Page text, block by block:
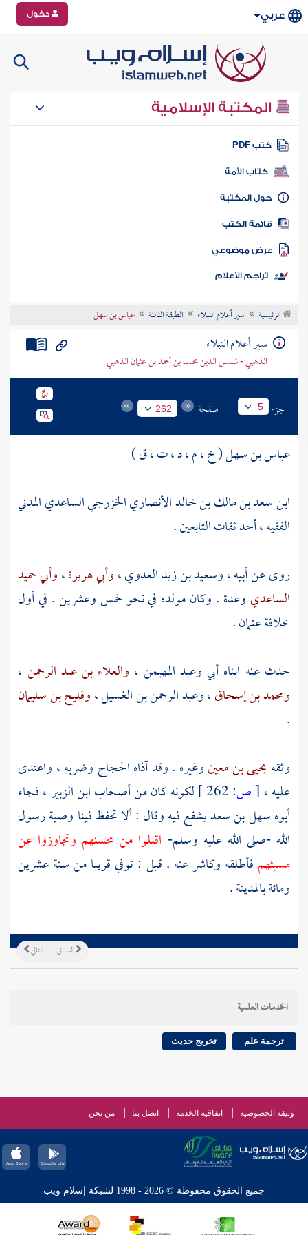
عربي دخول
المكتبة الإسلامية
كتب PDF
كتاب الأمة
المكتبة
الكتب
موضوعي
تراجم الأعلام
الرئيسية سير أعلام النبلاء الطبقة الثالثة عباس بن سهل
سير أعلام النبلاء
الذهبي - شمس الدين محمد بن أحمد بن عثمان الذهبي
جزء 5 صفحة 262
عباس بن سهل ( خ ، م ، د ، ت ، ق )
ابن سعد بن مالك بن خالد الأنصاري الخزرجي الساعدي المدني
الفقيه ، أحد ثقات التابعين .
روى عن أبيه ،وسعيد بن زيد العدوي،وأبي هريرة،وأبي حميد
الساعدي وعدة . وكان مولده في نحو خمس وعشرين . في أول
خلافةعثمان.
حدث عنه ابناه أبي وعبد المهيمن ، والعلاء بن عبد الرحمن ،
ومحمد بن إسحاق،وعبد الرحمن بن الغسيل،وفليح بن سليمان
.
وثقه يحيى بن معينوغيره . وقد آذاهالحجاج وضربه ، واعتدى
عليه ، [ص: لكونه كان من أصحابابن الزبير، فجاء
أبوهسهل بن سعديشفع فيه وقال : ألا تحفظ فينا وصية رسول
الله -صلى الله عليه وسلم- اقبلوا من محسنهم وتجاوزوا عن
مسيئهم فأطلقه وكاشر عنه . قيل : توفي قريبا من سنة عشرين
ومائةبالمدينة.
التالي السابق
الخدمات العلمية
ترجمة علم تخريج حديث
وثيقة الخصوصية اتفاقية الخدمة اتصل بنا من نحن
جميع الحقوق محفوظة © 2026 - 1998 لشبكة إسلام ويب